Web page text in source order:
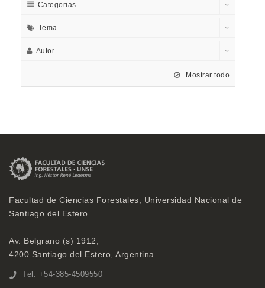
Categorias
Tema
Autor
Mostrar todo
Facultad de Ciencias Forestales, Universidad Nacional de
Santiago del Estero
Av. Belgrano (s) 1912,
4200 Santiago del Estero, Argentina
Tel: +54-385-4509550